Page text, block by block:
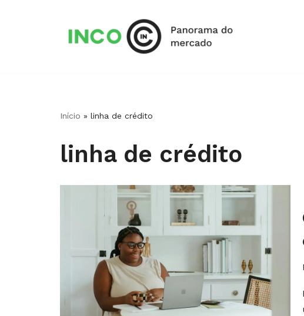
Início » linha de crédito
linha de crédito